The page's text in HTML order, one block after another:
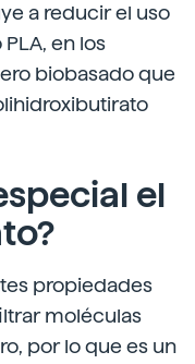
a reducir el uso
en los
biobasado que
el
propiedades
moléculas
por lo que es un